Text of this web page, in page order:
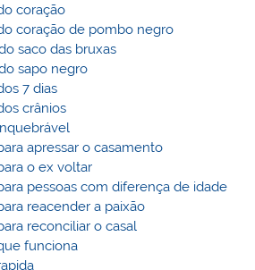
coração
coração de pombo negro
saco das bruxas
sapo negro
7 dias
crânios
apressar o casamento
o ex voltar
pessoas com diferença de idade
reacender a paixão
reconciliar o casal
funciona